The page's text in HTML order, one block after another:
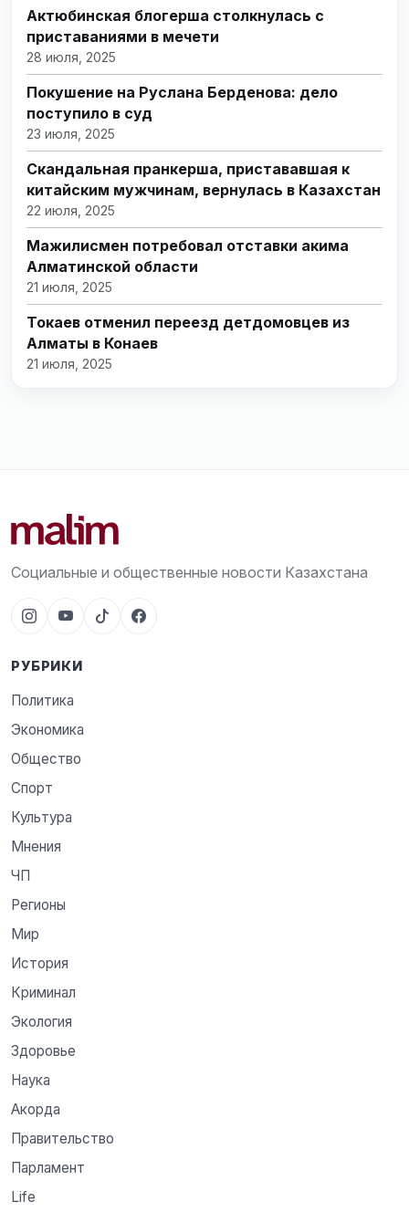
Актюбинская блогерша столкнулась с
приставаниями в мечети
28 июля, 2025
Покушение на Руслана Берденова: дело
поступило в суд
23 июля, 2025
Скандальная пранкерша, пристававшая к
китайским мужчинам, вернулась в Казахстан
22 июля, 2025
Мажилисмен потребовал отставки акима
Алматинской области
21 июля, 2025
Токаев отменил переезд детдомовцев из
Алматы в Конаев
21 июля, 2025
Социальные и общественные новости Казахстана
РУБРИКИ
Политика
Экономика
Общество
Спорт
Культура
Мнения
ЧП
Регионы
Мир
История
Криминал
Экология
Здоровье
Наука
Акорда
Правительство
Парламент
Life